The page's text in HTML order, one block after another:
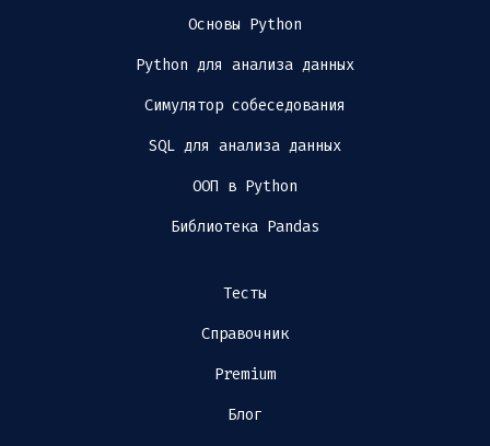
Основы Python
Python для анализа данных
Симулятор собеседования
SQL для анализа данных
ООП в Python
Библиотека Pandas
Тесты
Справочник
Premium
Блог